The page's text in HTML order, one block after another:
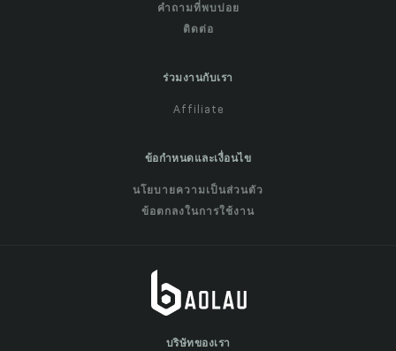
คำถามที่พบบ่อย
ติดต่อ
ร่วมงานกับเรา
Affiliate
ข้อกำหนดและเงื่อนไข
นโยบายความเป็นส่วนตัว
ข้อตกลงในการใช้งาน
บริษัทของเรา